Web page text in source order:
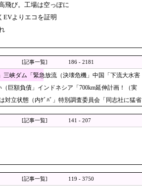
ン
金を騙し取る事案を思いつき
上げ
に
を嘲笑った左派、平和記念式
隷扱いする気だ」
日本審判も対象との指摘も
年第2四半期に大幅な黒字を記
飛び。工場は空っぽに
EVよりエコを証明
[記事一覧] 186 - 2181
峡ダム「緊急放流（決壊危機」中国「下流大水害
巨額負債」インドネシア「700km延伸計画！（実
対立状態（内ｹﾞﾊﾞ」特別調査委員会「同志社に猛省
[記事一覧] 141 - 207
[記事一覧] 119 - 3750